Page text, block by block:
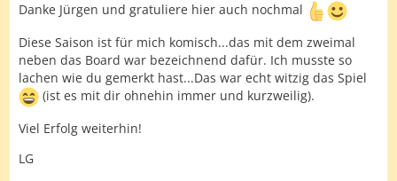
Von Anfang an ne lockere Stimmung und dazu auch
während des Spiels immer mal was lustiges.
Beide scorten wir recht ordentlich, aber unsere
Doppel.....nix gut.
haut 2 Pfeile weit neben die 10....ausserhalb vom Board
Danke Jürgen und gratuliere hier auch nochmal
Diese Saison ist für mich komisch...das mit dem zweimal
neben das Board war bezeichnend dafür. Ich musste so
lachen wie du gemerkt hast...Das war echt witzig das Spiel
(ist es mit dir ohnehin immer und kurzweilig).
Viel Erfolg weiterhin!
LG